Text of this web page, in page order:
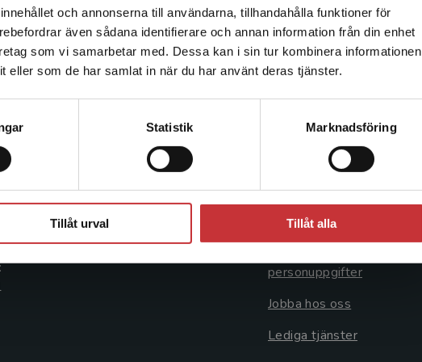
och annonserna till användarna, tillhandahålla funktioner för
även sådana identifierare och annan information från din enhet
som vi samarbetar med. Dessa kan i sin tur kombinera informationen
eller som de har samlat in när du har använt deras tjänster.
Statistik Marknadsföring
Tillåt urval Tillåt alla
att du besöker studentlitteratur.se via en
Vi erbjuder inte leveranser utanför
slutföra ett köp måste
vara i Sverige.Läs mer
Kontakta kundservice
046-31 21 00
Frågor och svar
Köpvillkor
Om oss
Avtal och rättigheter
Cookies
Cookieinställningar
personuppgifter
Jobba hos oss
Lediga tjänster